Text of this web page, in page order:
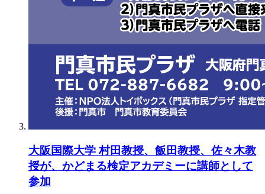
大阪国際大学 村田教授、飯田教授、佐々木教
授が、かどまる検定アカデミーに講師として
参加